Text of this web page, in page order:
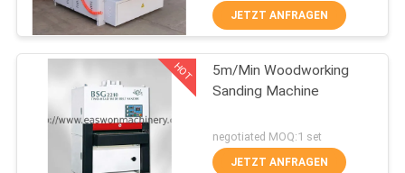
FABRIK-
AUSFLUG
QUALITÄTSKONTROLLE
Holzbearbeitung
Thicknesser-
Maschine
29
Poliermaschinen-
1300mm
JETZT ANFRAGEN
HOT
5m/Min Woodworking
Sanding Machine
negotiated MOQ:1 set
JETZT ANFRAGEN